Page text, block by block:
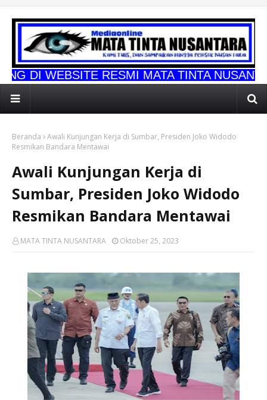
RESMI MATA TINTA NUSANTARA
Beranda
Awali Kunjungan Kerja di Sumbar, Presiden Joko Widodo
Resmikan Bandara Mentawai
Awali Kunjungan Kerja di
Sumbar, Presiden Joko Widodo
Resmikan Bandara Mentawai
MATA TINTA NUSANTARA Oktober 25, 2023